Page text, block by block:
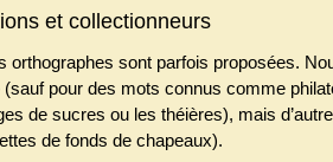
et collectionneurs
orthographes sont parfois proposées.
(sauf pour des mots connus comme
de sucres ou les théières), mais
de fonds de chapeaux).